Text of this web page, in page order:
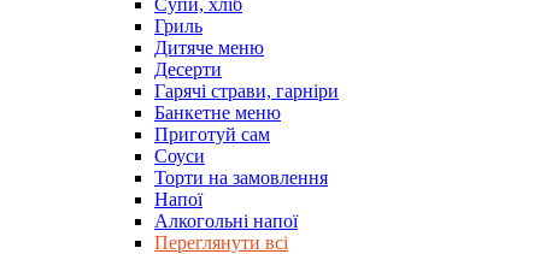
Супи, хліб
Гриль
Дитяче меню
Десерти
Гарячі страви, гарніри
Банкетне меню
Приготуй сам
Соуси
Торти на замовлення
Напої
Алкогольні напої
Переглянути всі